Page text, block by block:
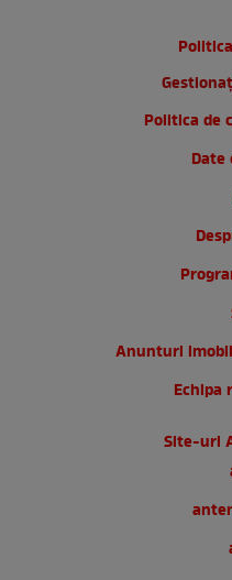
Politica de
Date
Anunturi
Echipa
Site-uri